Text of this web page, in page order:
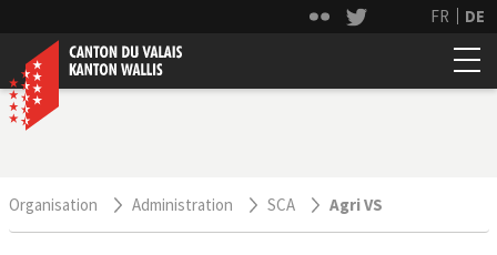
FR DE
Organisation Administration SCA Agri VS